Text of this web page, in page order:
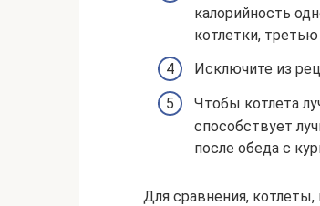
калорийность
котлетки,
Исключите из
Чтобы котлета
способствует
после обеда с
Для сравнения,